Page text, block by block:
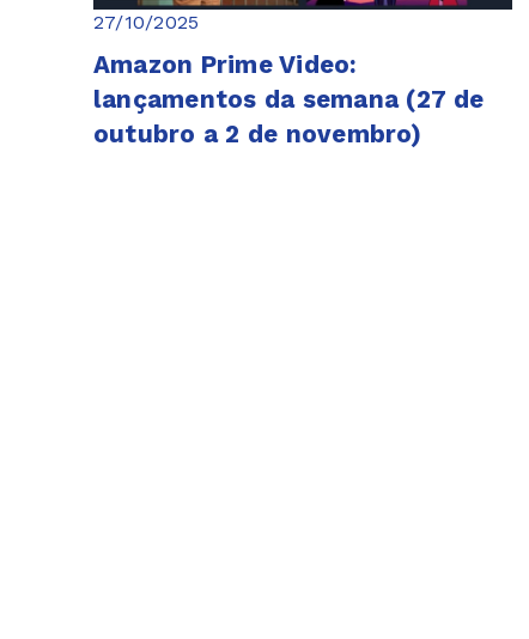
27/10/2025
Amazon Prime Video:
lançamentos da semana (27 de
outubro a 2 de novembro)